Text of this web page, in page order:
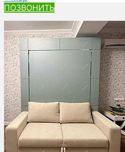
ПОЗВОНИТЬ